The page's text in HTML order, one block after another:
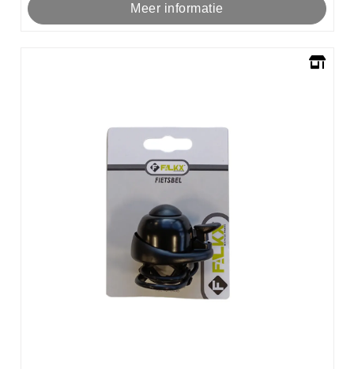
Meer informatie